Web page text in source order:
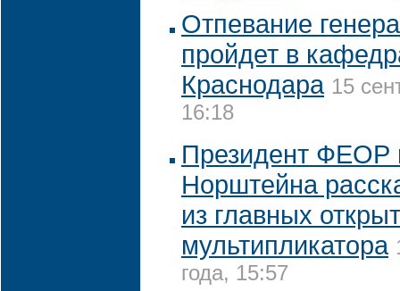
Отпевание
пройдет в
Краснодара 15
16:18
Президент ФЕОР
Норштейна
из главных
мультипликатора
года, 15:57